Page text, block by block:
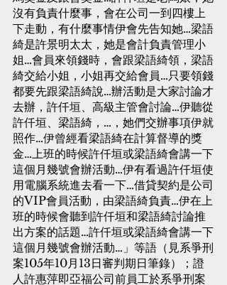
沒有負責什麼事，會在公司一到四樓上
下走動，有什麼事情伊會先告知她…梁語
綺是許景明太太，她是會計負責管理小
姐…會員來領錢時，會跟梁語綺領，梁語
綺交給小姐，小姐再交給會員…只要領錢
都要先跟梁語綺說…辦活動是大家討論才
去辦，許仟垣、高級主管會討論…伊聽從
許仟垣、梁語綺，…，她們交辦事項伊就
照作…伊曾經看梁語綺在計算督導的獎
金…上班的時候許仟垣或梁語綺會講一下
這個月幾號會辦活動…伊有看過許仟垣使
用電腦系統進去看一下…借貸契約是公司
的VIP會員活動，由梁語綺負責…伊在上
班的時候會聽到許仟垣和梁語綺討論推
出方案的話題…許仟垣或梁語綺會講一下
這個月幾號會辦活動…」等語（見系爭刑
案105年10月13日審判期日筆錄）；證
人許惠萍即亞福公司前員工於系爭刑案